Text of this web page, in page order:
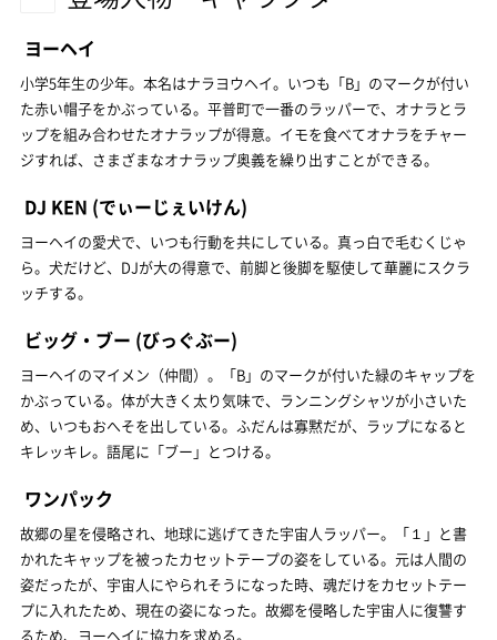
ヨーヘイ
小学5年生の少年。本名はナラヨウヘイ。いつも「B」のマークが付い
た赤い帽子をかぶっている。平普町で一番のラッパーで、オナラとラ
ップを組み合わせたオナラップが得意。イモを食べてオナラをチャー
ジすれば、さまざまなオナラップ奥義を繰り出すことができる。
DJ KEN (でぃーじぇいけん)
ヨーヘイの愛犬で、いつも行動を共にしている。真っ白で毛むくじゃ
ら。犬だけど、DJが大の得意で、前脚と後脚を駆使して華麗にスクラ
ッチする。
ビッグ・ブー (びっぐぶー)
ヨーヘイのマイメン（仲間）。「B」のマークが付いた緑のキャップを
かぶっている。体が大きく太り気味で、ランニングシャツが小さいた
め、いつもおへそを出している。ふだんは寡黙だが、ラップになると
キレッキレ。語尾に「ブー」とつける。
ワンパック
故郷の星を侵略され、地球に逃げてきた宇宙人ラッパー。「１」と書
かれたキャップを被ったカセットテープの姿をしている。元は人間の
姿だったが、宇宙人にやられそうになった時、魂だけをカセットテー
プに入れたため、現在の姿になった。故郷を侵略した宇宙人に復讐す
るため、ヨーヘイに協力を求める。